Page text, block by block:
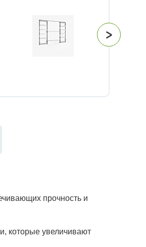
прочность и
которые увеличивают